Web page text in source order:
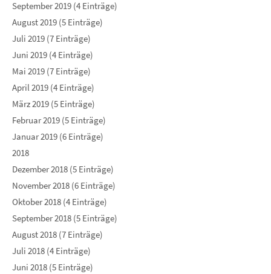
September 2019 (4 Einträge)
August 2019 (5 Einträge)
Juli 2019 (7 Einträge)
Juni 2019 (4 Einträge)
Mai 2019 (7 Einträge)
April 2019 (4 Einträge)
März 2019 (5 Einträge)
Februar 2019 (5 Einträge)
Januar 2019 (6 Einträge)
2018
Dezember 2018 (5 Einträge)
November 2018 (6 Einträge)
Oktober 2018 (4 Einträge)
September 2018 (5 Einträge)
August 2018 (7 Einträge)
Juli 2018 (4 Einträge)
Juni 2018 (5 Einträge)